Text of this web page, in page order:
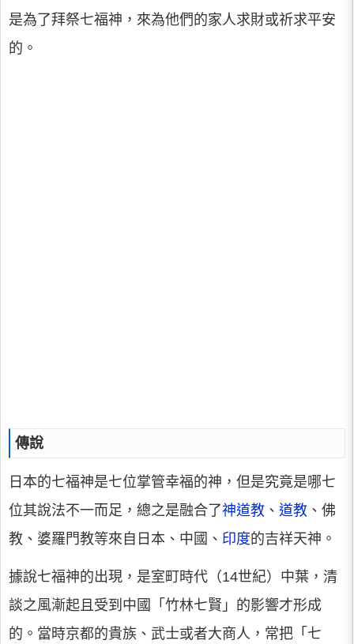
是為了拜祭七福神，來為他們的家人求財或祈求平安
的。
傳說
日本的七福神是七位掌管幸福的神，但是究竟是哪七
位其說法不一而足，總之是融合了神道教 、 道教 、佛
教、婆羅門教等來自日本、中國、 印度的吉祥天神。
據說七福神的出現，是室町時代（14世紀）中葉，清
談之風漸起且受到中國「竹林七賢」的影響才形成
的。當時京都的貴族、武士或者大商人，常把「七